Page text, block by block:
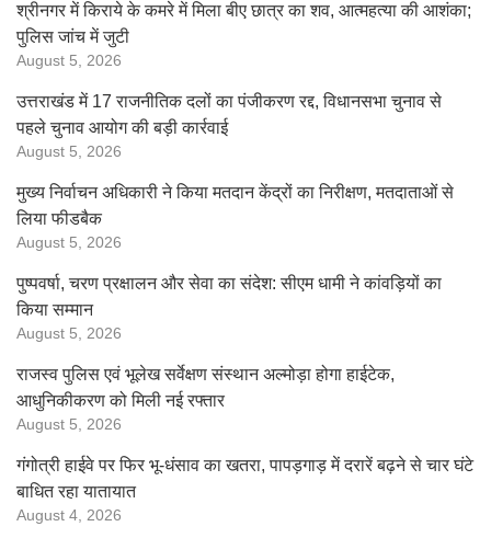
श्रीनगर में किराये के कमरे में मिला बीए छात्र का शव, आत्महत्या की आशंका;
पुलिस जांच में जुटी
August 5, 2026
उत्तराखंड में 17 राजनीतिक दलों का पंजीकरण रद्द, विधानसभा चुनाव से
पहले चुनाव आयोग की बड़ी कार्रवाई
August 5, 2026
मुख्य निर्वाचन अधिकारी ने किया मतदान केंद्रों का निरीक्षण, मतदाताओं से
लिया फीडबैक
August 5, 2026
पुष्पवर्षा, चरण प्रक्षालन और सेवा का संदेश: सीएम धामी ने कांवड़ियों का
किया सम्मान
August 5, 2026
राजस्व पुलिस एवं भूलेख सर्वेक्षण संस्थान अल्मोड़ा होगा हाईटेक,
आधुनिकीकरण को मिली नई रफ्तार
August 5, 2026
गंगोत्री हाईवे पर फिर भू-धंसाव का खतरा, पापड़गाड़ में दरारें बढ़ने से चार घंटे
बाधित रहा यातायात
August 4, 2026